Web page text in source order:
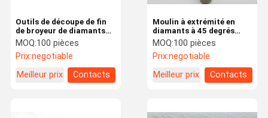
Outils de découpe de fin
de broyeur de diamants
de précision
multifonctionnels pour
des résultats d'usinage
MOQ:100 pièces
Prix:negotiable
Meilleur prix
Contacts
Moulin à extrémité en
diamants à 45 degrés
pour l'acier durci /
graphite / céramique
MOQ:100 pièces
Prix:negotiable
Meilleur prix
Contacts